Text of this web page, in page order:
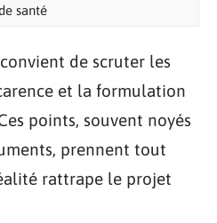
santé
de scruter les
et la formulation
points, souvent noyés
prennent tout
rattrape le projet